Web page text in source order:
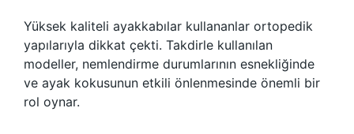
Yüksek kaliteli ayakkabılar kullananlar ortopedik
yapılarıyla dikkat çekti. Takdirle kullanılan
modeller, nemlendirme durumlarının esnekliğinde
ve ayak kokusunun etkili önlenmesinde önemli bir
rol oynar.